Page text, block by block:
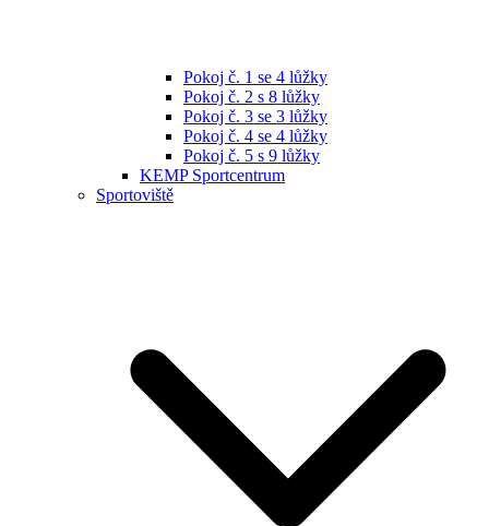
Pokoj č. 1 se 4 lůžky
Pokoj č. 2 s 8 lůžky
Pokoj č. 3 se 3 lůžky
Pokoj č. 4 se 4 lůžky
Pokoj č. 5 s 9 lůžky
KEMP Sportcentrum
Sportoviště